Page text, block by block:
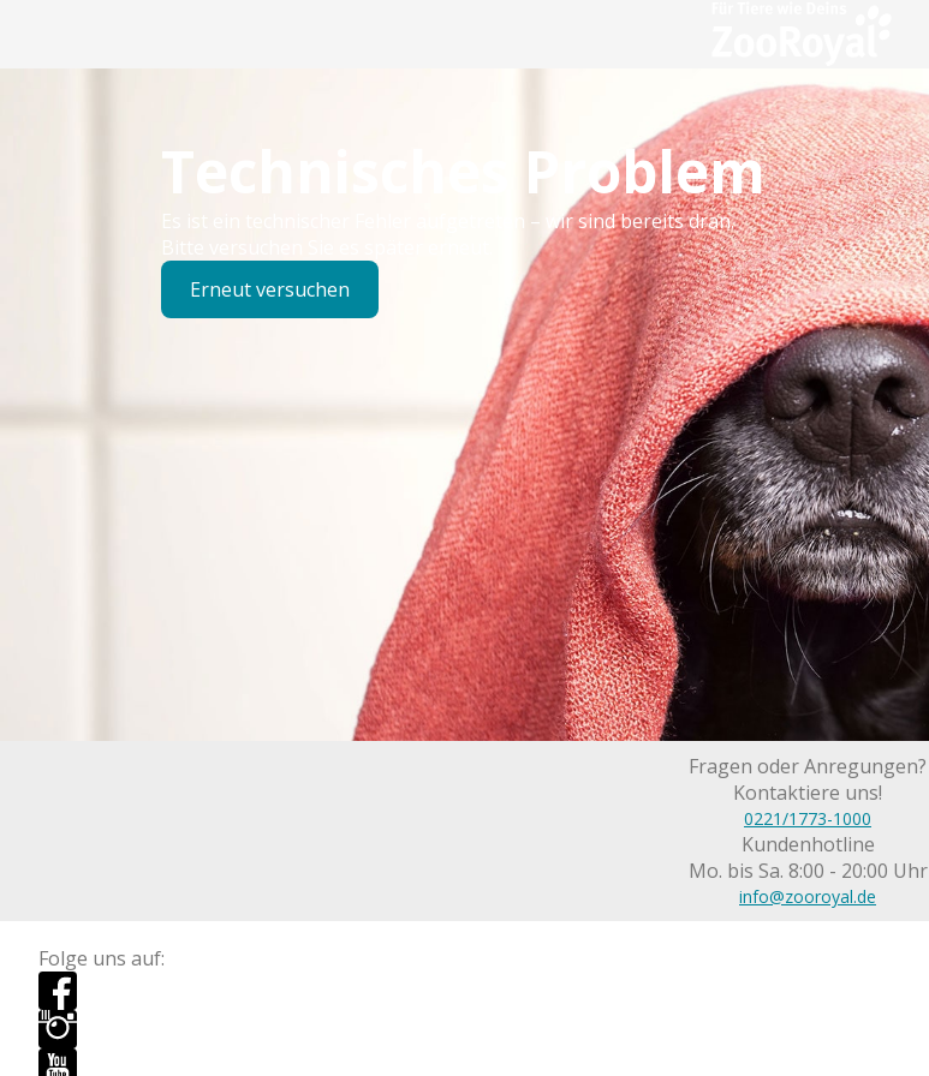
Technisches Problem
Es ist ein technischer Fehler aufgetreten – wir sind bereits dran.
Bitte versuchen Sie es später erneut.
Erneut versuchen
Fragen oder Anregungen?
Kontaktiere uns!
0221/1773-1000
Kundenhotline
Mo. bis Sa. 8:00 - 20:00 Uhr
info@zooroyal.de
Folge uns auf: